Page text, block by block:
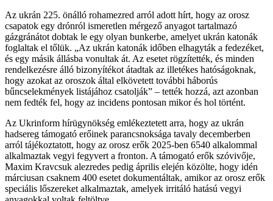
Az ukrán 225. önálló rohamezred arról adott hírt, hogy az orosz
csapatok egy drónról ismeretlen mérgező anyagot tartalmazó
gázgránátot dobtak le egy olyan bunkerbe, amelyet ukrán katonák
foglaltak el tőlük. „Az ukrán katonák időben elhagyták a fedezéket,
és egy másik állásba vonultak át. Az esetet rögzítették, és minden
rendelkezésre álló bizonyítékot átadtak az illetékes hatóságoknak,
hogy azokat az oroszok által elkövetett további háborús
bűncselekmények listájához csatolják” – tették hozzá, azt azonban
nem fedték fel, hogy az incidens pontosan mikor és hol történt.
Az Ukrinform hírügynökség emlékeztetett arra, hogy az ukrán
hadsereg támogató erőinek parancsnoksága tavaly decemberben
arról tájékoztatott, hogy az orosz erők 2025-ben 6540 alkalommal
alkalmaztak vegyi fegyvert a fronton. A támogató erők szóvivője,
Maxim Kravcsuk alezredes pedig április elején közölte, hogy idén
márciusan csaknem 400 esetet dokumentáltak, amikor az orosz erők
speciális lőszereket alkalmaztak, amelyek irritáló hatású vegyi